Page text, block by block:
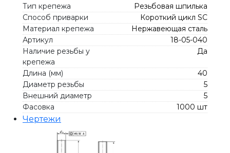
Тип крепежа
Резьбовая шпилька
Способ приварки
Короткий цикл SC
Материал крепежа
Нержавеющая сталь
Артикул
18-05-040
Наличие резьбы у
крепежа
Да
Длина (мм)
40
Диаметр резьбы
5
Внешний диаметр
5
Фасовка
1000 шт
Чертежи